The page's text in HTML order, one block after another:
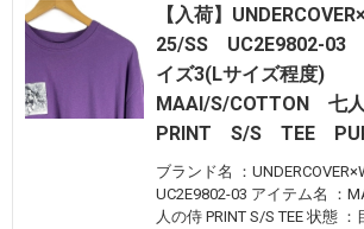
【入荷】
25/SS UC2E9802-
イズ3(Lサイズ程度)
MAAI/S/COTTON 七
PRINT S/S TEE
ブランド名 ：
UC2E9802-03 アイテム名 ：
人の侍 PRINT S/S TEE 状態